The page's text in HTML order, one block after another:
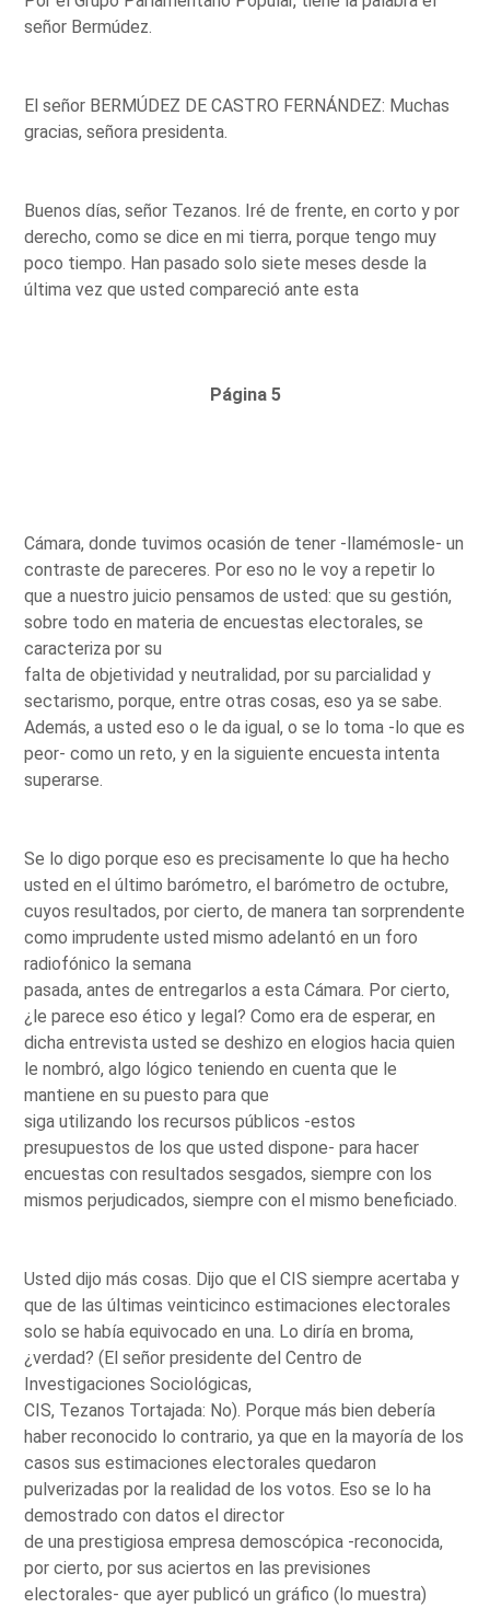
señor Bermúdez.
El señor BERMÚDEZ DE CASTRO FERNÁNDEZ: Muchas
gracias, señora presidenta.
Buenos días, señor Tezanos. Iré de frente, en corto y por
derecho, como se dice en mi tierra, porque tengo muy
poco tiempo. Han pasado solo siete meses desde la
última vez que usted compareció ante esta
Página 5
Cámara, donde tuvimos ocasión de tener -llamémosle- un
contraste de pareceres. Por eso no le voy a repetir lo
que a nuestro juicio pensamos de usted: que su gestión,
sobre todo en materia de encuestas electorales, se
caracteriza por su
falta de objetividad y neutralidad, por su parcialidad y
sectarismo, porque, entre otras cosas, eso ya se sabe.
Además, a usted eso o le da igual, o se lo toma -lo que es
peor- como un reto, y en la siguiente encuesta intenta
superarse.
Se lo digo porque eso es precisamente lo que ha hecho
usted en el último barómetro, el barómetro de octubre,
cuyos resultados, por cierto, de manera tan sorprendente
como imprudente usted mismo adelantó en un foro
radiofónico la semana
pasada, antes de entregarlos a esta Cámara. Por cierto,
¿le parece eso ético y legal? Como era de esperar, en
dicha entrevista usted se deshizo en elogios hacia quien
le nombró, algo lógico teniendo en cuenta que le
mantiene en su puesto para que
siga utilizando los recursos públicos -estos
presupuestos de los que usted dispone- para hacer
encuestas con resultados sesgados, siempre con los
mismos perjudicados, siempre con el mismo beneficiado.
Usted dijo más cosas. Dijo que el CIS siempre acertaba y
que de las últimas veinticinco estimaciones electorales
solo se había equivocado en una. Lo diría en broma,
¿verdad? (El señor presidente del Centro de
Investigaciones Sociológicas,
CIS, Tezanos Tortajada: No). Porque más bien debería
haber reconocido lo contrario, ya que en la mayoría de los
casos sus estimaciones electorales quedaron
pulverizadas por la realidad de los votos. Eso se lo ha
demostrado con datos el director
de una prestigiosa empresa demoscópica -reconocida,
por cierto, por sus aciertos en las previsiones
electorales- que ayer publicó un gráfico (lo muestra)